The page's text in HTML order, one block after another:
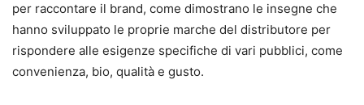
per raccontare il brand, come dimostrano le insegne che
hanno sviluppato le proprie marche del distributore per
rispondere alle esigenze specifiche di vari pubblici, come
convenienza, bio, qualità e gusto.